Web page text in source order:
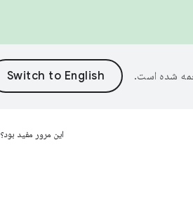
شده است.
این مرور مفید بود؟